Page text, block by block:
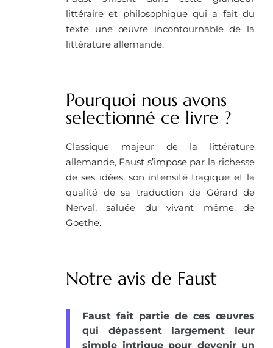
littéraire et philosophique qui a fait du
texte une œuvre incontournable de la
littérature allemande.
Pourquoi nous avons
selectionné ce livre ? ​
Classique majeur de la littérature
allemande, Faust s’impose par la richesse
de ses idées, son intensité tragique et la
qualité de sa traduction de Gérard de
Nerval, saluée du vivant même de
Goethe.
Notre avis de Faust
Faust fait partie de ces œuvres
qui dépassent largement leur
simple intrigue pour devenir un